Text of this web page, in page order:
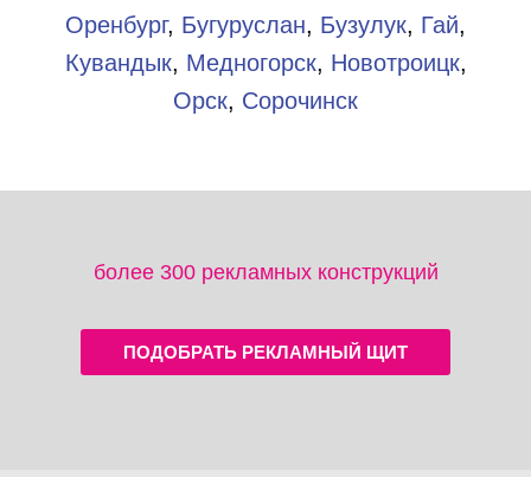
Оренбург, Бугуруслан, Бузулук, Гай,
Кувандык, Медногорск, Новотроицк,
Орск, Сорочинск
более 300 рекламных конструкций
ПОДОБРАТЬ РЕКЛАМНЫЙ ЩИТ